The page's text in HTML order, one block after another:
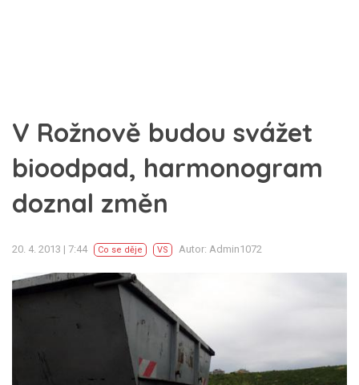
V Rožnově budou svážet
bioodpad, harmonogram
doznal změn
20. 4. 2013 | 7:44 Co se děje VS Autor: Admin1072